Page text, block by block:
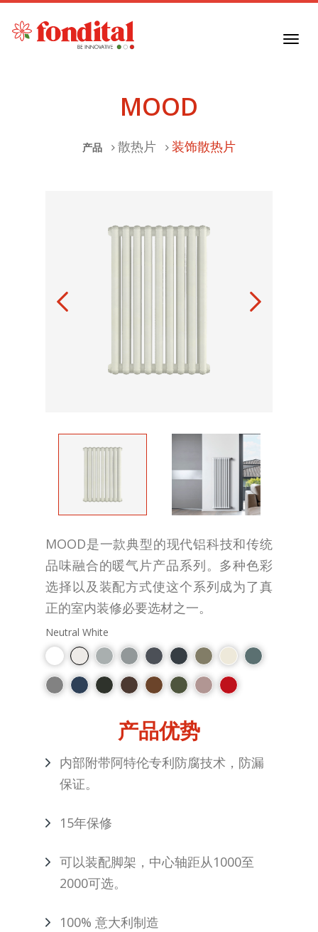
MOOD
产品 散热片 装饰散热片
MOOD是一款典型的现代铝科技和传统
品味融合的暖气片产品系列。多种色彩
选择以及装配方式使这个系列成为了真
正的室内装修必要选材之一。
Neutral White
产品优势
内部附带阿特伦专利防腐技术，防漏
保证。
15年保修
可以装配脚架，中心轴距从1000至
2000可选。
100% 意大利制造